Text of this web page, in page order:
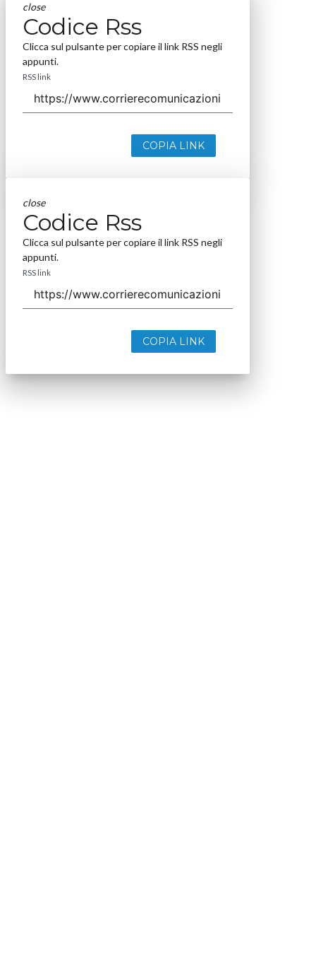
close
Codice Rss
Clicca sul pulsante per copiare il link RSS negli
appunti.
RSS link
COPIA LINK
close
Codice Rss
Clicca sul pulsante per copiare il link RSS negli
appunti.
RSS link
COPIA LINK